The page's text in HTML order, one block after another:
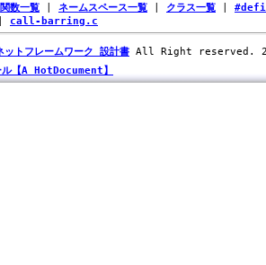
関数一覧 ネームスペース一覧 クラス一覧
call-barring.c
ットフレームワーク 設計書 All Right reserved.
ル【A HotDocument】